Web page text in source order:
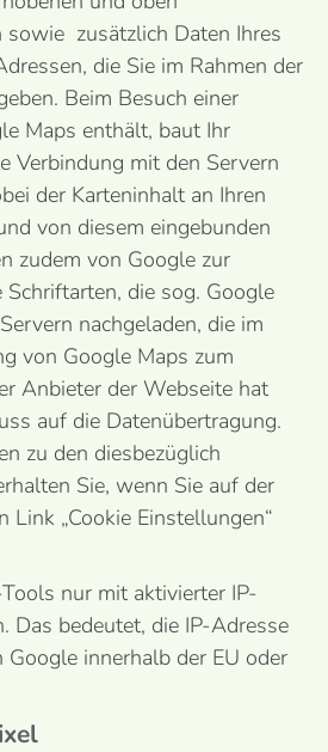
sowie zusätzlich Daten Ihres
die Sie im Rahmen der
Beim Besuch einer
Maps enthält, baut Ihr
Verbindung mit den Servern
der Karteninhalt an Ihren
von diesem eingebunden
zudem von Google zur
die sog. Google
nachgeladen, die im
von Google Maps zum
Anbieter der Webseite hat
auf die Datenübertragung.
zu den diesbezüglich
Sie, wenn Sie auf der
Link „Cookie Einstellungen“
nur mit aktivierter IP-
Das bedeutet, die IP-Adresse
innerhalb der EU oder